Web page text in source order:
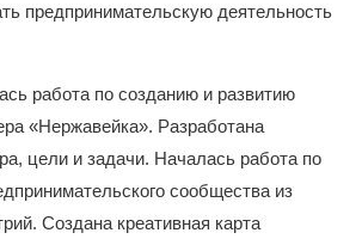
предпринимательскую деятельность
работа по созданию и развитию
«Нержавейка». Разработана
цели и задачи. Началась работа по
сообщества из
Создана креативная карта